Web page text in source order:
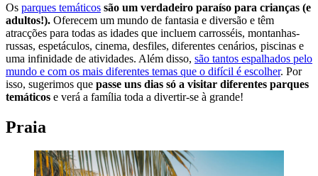
Os parques temáticos são um verdadeiro paraíso para crianças (e
adultos!). Oferecem um mundo de fantasia e diversão e têm
atracções para todas as idades que incluem carrosséis, montanhas-
russas, espetáculos, cinema, desfiles, diferentes cenários, piscinas e
uma infinidade de atividades. Além disso, são tantos espalhados pelo
mundo e com os mais diferentes temas que o difícil é escolher. Por
isso, sugerimos que passe uns dias só a visitar diferentes parques
temáticos e verá a família toda a divertir-se à grande!
Praia